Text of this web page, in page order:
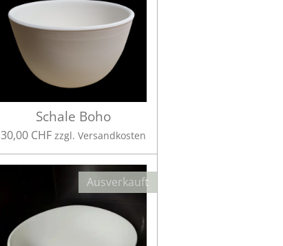
Schale Boho
30,00 CHF zzgl. Versandkosten
Ausverkauft